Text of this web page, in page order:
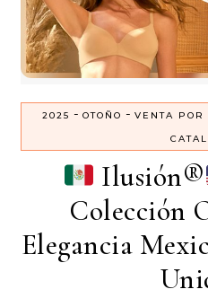
2025 - OTOÑO - VENTA POR
Ilusión®️
Colección
Elegancia